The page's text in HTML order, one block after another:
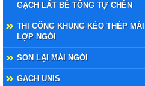
GẠCH LÁT BÊ TÔNG TỰ CHÈN
THI CÔNG KHUNG KÈO THÉP MÁI
LỢP NGÓI
SON LẠI MÁI NGÓI
GẠCH UNIS